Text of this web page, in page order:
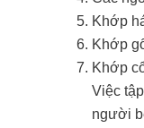
Khớp
Khớp
Khớp
Việc
người